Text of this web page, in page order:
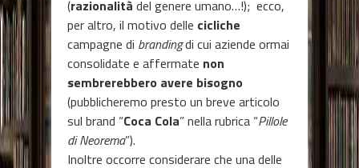
(razionalità del genere umano…!); ecco,
per altro, il motivo delle cicliche
campagne di brandingdi cui aziende ormai
consolidate e affermate non
sembrerebbero avere bisogno
(pubblicheremo presto un breve articolo
sul brand “Coca Cola” nella rubrica “Pillole
di Neorema”).
Inoltre occorre considerare che una delle